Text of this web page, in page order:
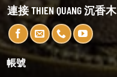
連接 THIEN QUANG 沉香木
帳號